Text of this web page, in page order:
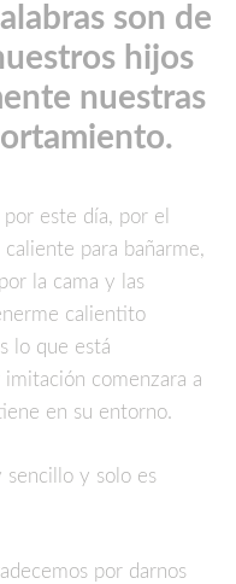
son de
hijos
nuestras
este día, por el
para bañarme,
la cama y las
calientito
lo que está
comenzara a
en su entorno.
sencillo y solo es
por darnos